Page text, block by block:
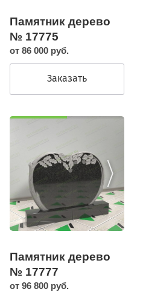
Памятник дерево
№ 17775
от 86 000 руб.
Заказать
Памятник дерево
№ 17777
от 96 800 руб.